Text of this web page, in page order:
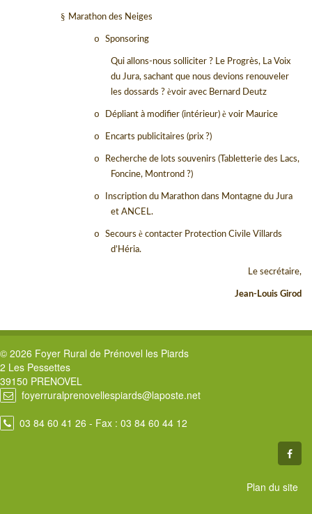
§ Marathon des Neiges
o Sponsoring
Qui allons-nous solliciter ? Le Progrès, La Voix
du Jura, sachant que nous devions renouveler
les dossards ? èvoir avec Bernard Deutz
o Dépliant à modifier (intérieur) è voir Maurice
o Encarts publicitaires (prix ?)
o
Recherche de lots souvenirs (Tabletterie des Lacs,
Foncine, Montrond ?)
o
Inscription du Marathon dans Montagne du Jura
et ANCEL.
o Secours è contacter Protection Civile Villards
d’Héria.
Le secrétaire,
Jean-Louis Girod
© 2026 Foyer Rural de Prénovel les Piards
2 Les Pessettes
39150 PRENOVEL
foyerruralprenovellespiards@laposte.net
03 84 60 41 26 - Fax : 03 84 60 44 12
Plan du site